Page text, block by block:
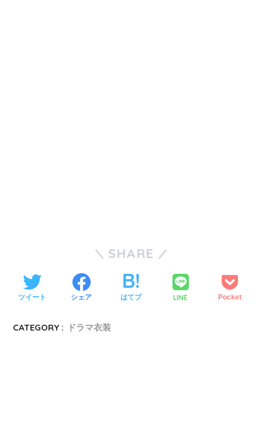
SHARE
ツイート シェア はてブ LINE Pocket
CATEGORY : ドラマ衣装